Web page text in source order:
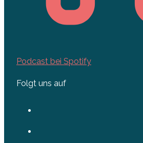
Podcast bei Spotify
Folgt uns auf